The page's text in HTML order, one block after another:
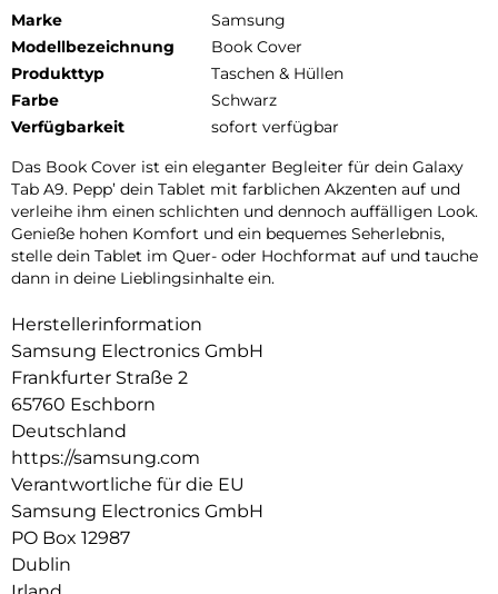
Marke
Samsung
Modellbezeichnung
Book Cover
Produkttyp
Taschen & Hüllen
Farbe
Schwarz
Verfügbarkeit
sofort verfügbar
Das Book Cover ist ein eleganter Begleiter für dein Galaxy
Tab A9. Pepp’ dein Tablet mit farblichen Akzenten auf und
verleihe ihm einen schlichten und dennoch auffälligen Look.
Genieße hohen Komfort und ein bequemes Seherlebnis,
stelle dein Tablet im Quer- oder Hochformat auf und tauche
dann in deine Lieblingsinhalte ein.
Herstellerinformation
Samsung Electronics GmbH
Frankfurter Straße 2
65760 Eschborn
Deutschland
https://samsung.com
Verantwortliche für die EU
Samsung Electronics GmbH
PO Box 12987
Dublin